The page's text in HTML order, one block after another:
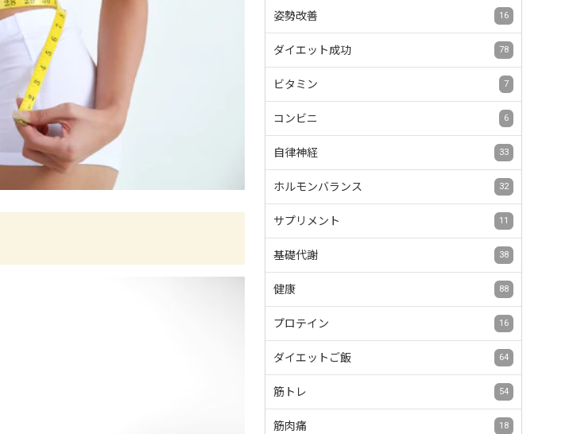
姿勢改善 16
ダイエット成功 78
ビタミン 7
コンビニ 6
自律神経 33
ホルモンバランス 32
サプリメント 11
基礎代謝 38
健康 88
プロテイン 16
ダイエットご飯 64
筋トレ 54
筋肉痛 18